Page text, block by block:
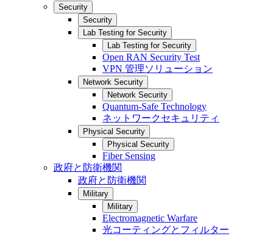
Security
Security
Lab Testing for Security
Lab Testing for Security
Open RAN Security Test
VPN 管理ソリューション
Network Security
Network Security
Quantum-Safe Technology
ネットワークセキュリティ
Physical Security
Physical Security
Fiber Sensing
政府と防衛機関
政府と防衛機関
Military
Military
Electromagnetic Warfare
光コーティングとフィルター